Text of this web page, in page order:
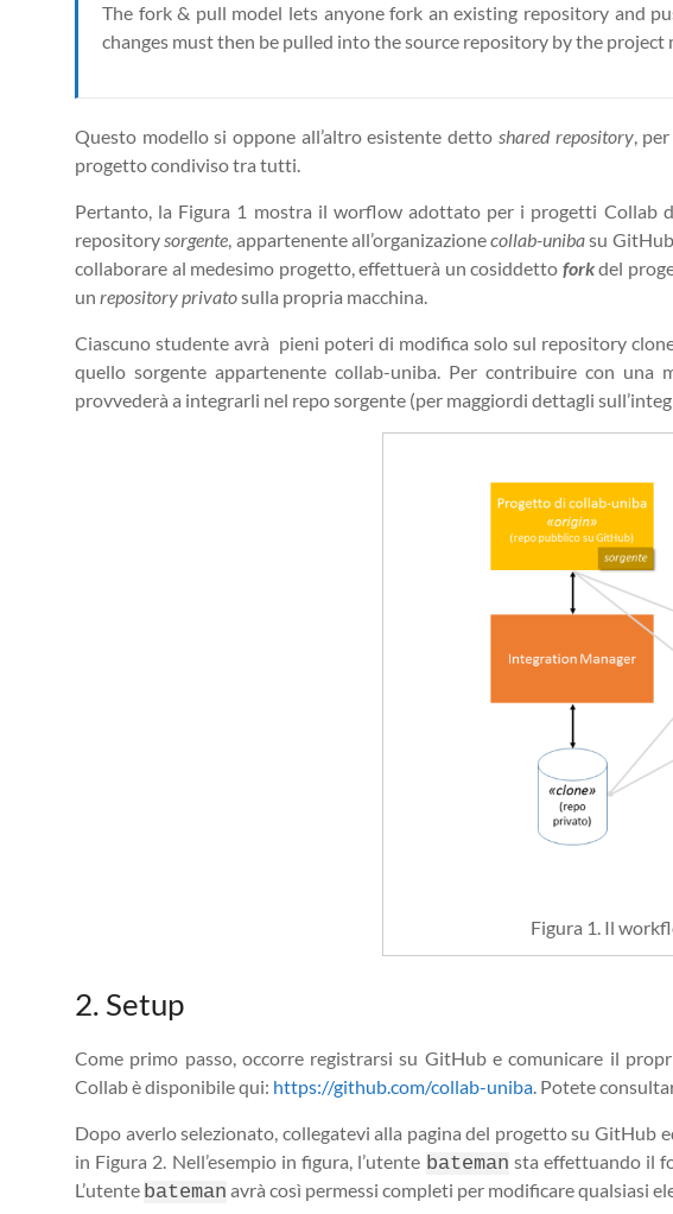
The fork & pull model lets anyone fork an existing repository and
changes must then be pulled into the source repository by the
Questo modello si oppone all’altro esistente detto shared repository,
progetto condiviso tra tutti.
Pertanto, la Figura 1 mostra il worflow adottato per i progetti Collab
repositorysorgente, appartenente all’organizazionecollab-unibasu
collaborare al medesimo progetto, effettuerà un cosiddetto forkdel
un repository privatosulla propria macchina.
Ciascuno studente avrà pieni poteri di modifica solo sul repository
quello sorgente appartenente collab-uniba. Per contribuire con una
provvederà a integrarli nel repo sorgente (per maggiordi dettagli
Figura 1. Il
2. Setup
Come primo passo, occorre registrarsi su GitHub e comunicare il
Collab è disponibile qui: https://github.com/collab-uniba. Potete
Dopo averlo selezionato, collegatevi alla pagina del progetto su
in Figura 2. Nell’esempio in figura, l’utente bateman sta effettuando il
L’utente bateman avrà così permessi completi per modificare qualsiasi